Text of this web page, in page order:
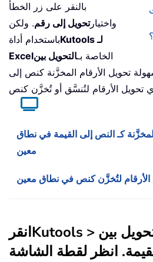
بالنقر على زر الخطأ
واختيارتحويل إلى رقم. ولكن
باستخدام أداةKutools لـ
Excel
الخاصة بـالتحويل بين
تحويل الأرقام المخزَّنة كنص إلى
كـ النص إلى القيمة في نطاق
معين
لتُخزَّن كنص في نطاق معين
انقرKutools > بين